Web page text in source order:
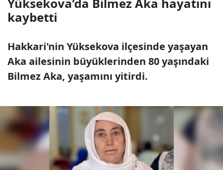
kaybetti
Hakkari'nin Yüksekova ilçesinde yaşayan
Aka ailesinin büyüklerinden 80 yaşındaki
Bilmez Aka, yaşamını yitirdi.